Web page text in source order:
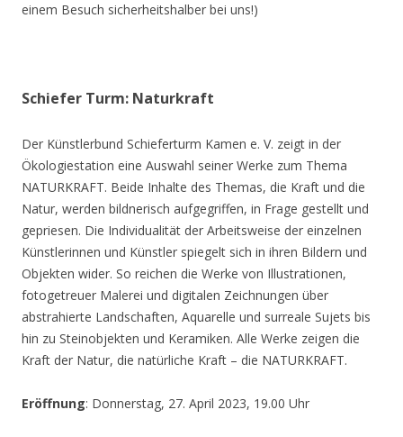
einem Besuch sicherheitshalber bei uns!)
Schiefer Turm: Naturkraft
Der Künstlerbund Schieferturm Kamen e. V. zeigt in der
Ökologiestation eine Auswahl seiner Werke zum Thema
NATURKRAFT. Beide Inhalte des Themas, die Kraft und die
Natur, werden bildnerisch aufgegriffen, in Frage gestellt und
gepriesen. Die Individualität der Arbeitsweise der einzelnen
Künstlerinnen und Künstler spiegelt sich in ihren Bildern und
Objekten wider. So reichen die Werke von Illustrationen,
fotogetreuer Malerei und digitalen Zeichnungen über
abstrahierte Landschaften, Aquarelle und surreale Sujets bis
hin zu Steinobjekten und Keramiken. Alle Werke zeigen die
Kraft der Natur, die natürliche Kraft – die NATURKRAFT.
Eröffnung: Donnerstag, 27. April 2023, 19.00 Uhr